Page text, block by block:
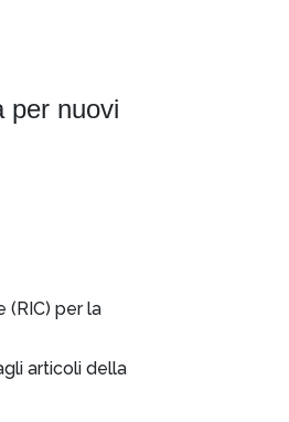
per nuovi
(RIC) per la
articoli della